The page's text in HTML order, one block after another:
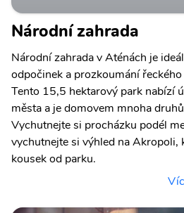
Národní zahrada
Národní zahrada v Aténách je
odpočinek a prozkoumání
Tento 15,5 hektarový park nabízí
města a je domovem mnoha
Vychutnejte si procházku podél
vychutnejte si výhled na Akropoli,
kousek od parku.